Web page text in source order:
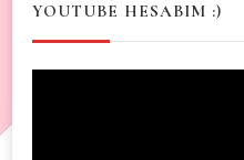
YOUTUBE HESABIM :)